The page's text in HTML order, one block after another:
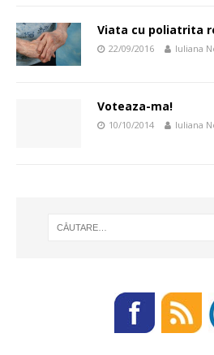
Viata cu poliatrita
22/09/2016 Iuliana
Voteaza-ma!
10/10/2014 Iuliana